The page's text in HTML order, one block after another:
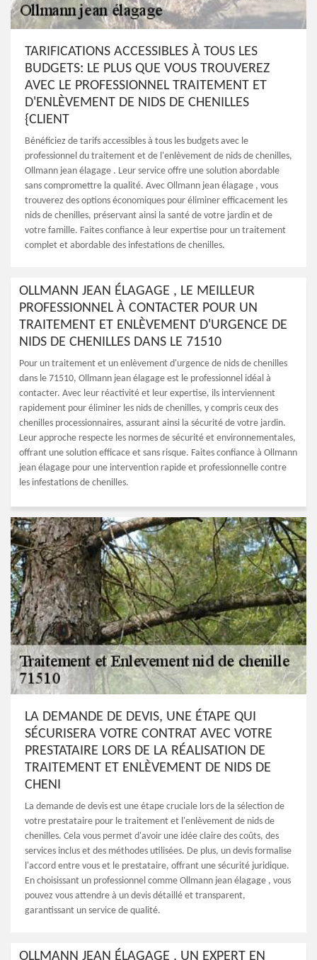
TARIFICATIONS ACCESSIBLES À TOUS LES
BUDGETS: LE PLUS QUE VOUS TROUVEREZ
AVEC LE PROFESSIONNEL TRAITEMENT ET
D'ENLÈVEMENT DE NIDS DE CHENILLES
{CLIENT
Bénéficiez de tarifs accessibles à tous les budgets avec le
professionnel du traitement et de l'enlèvement de nids de chenilles,
Ollmann jean élagage . Leur service offre une solution abordable
sans compromettre la qualité. Avec Ollmann jean élagage , vous
trouverez des options économiques pour éliminer efficacement les
nids de chenilles, préservant ainsi la santé de votre jardin et de
votre famille. Faites confiance à leur expertise pour un traitement
complet et abordable des infestations de chenilles.
OLLMANN JEAN ÉLAGAGE , LE MEILLEUR
PROFESSIONNEL À CONTACTER POUR UN
TRAITEMENT ET ENLÈVEMENT D'URGENCE DE
NIDS DE CHENILLES DANS LE 71510
Pour un traitement et un enlèvement d'urgence de nids de chenilles
dans le 71510, Ollmann jean élagage est le professionnel idéal à
contacter. Avec leur réactivité et leur expertise, ils interviennent
rapidement pour éliminer les nids de chenilles, y compris ceux des
chenilles processionnaires, assurant ainsi la sécurité de votre jardin.
Leur approche respecte les normes de sécurité et environnementales,
offrant une solution efficace et sans risque. Faites confiance à Ollmann
jean élagage pour une intervention rapide et professionnelle contre
les infestations de chenilles.
LA DEMANDE DE DEVIS, UNE ÉTAPE QUI
SÉCURISERA VOTRE CONTRAT AVEC VOTRE
PRESTATAIRE LORS DE LA RÉALISATION DE
TRAITEMENT ET ENLÈVEMENT DE NIDS DE
CHENI
La demande de devis est une étape cruciale lors de la sélection de
votre prestataire pour le traitement et l'enlèvement de nids de
chenilles. Cela vous permet d'avoir une idée claire des coûts, des
services inclus et des méthodes utilisées. De plus, un devis formalise
l'accord entre vous et le prestataire, offrant une sécurité juridique.
En choisissant un professionnel comme Ollmann jean élagage , vous
pouvez vous attendre à un devis détaillé et transparent,
garantissant un service de qualité.
OLLMANN JEAN ÉLAGAGE , UN EXPERT EN